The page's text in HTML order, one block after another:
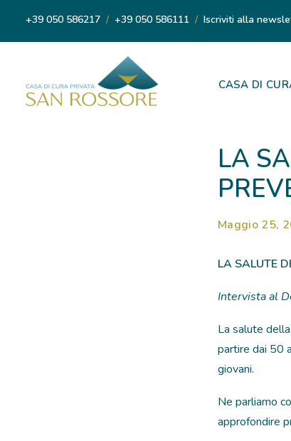
+39 050 586217 / +39 050 586111 / Iscriviti alla
CASA DI
LA
Maggio 25,
LA SALUTE
Intervista al
La salute
partire dai 50
giovani.
Ne parliamo
approfondire